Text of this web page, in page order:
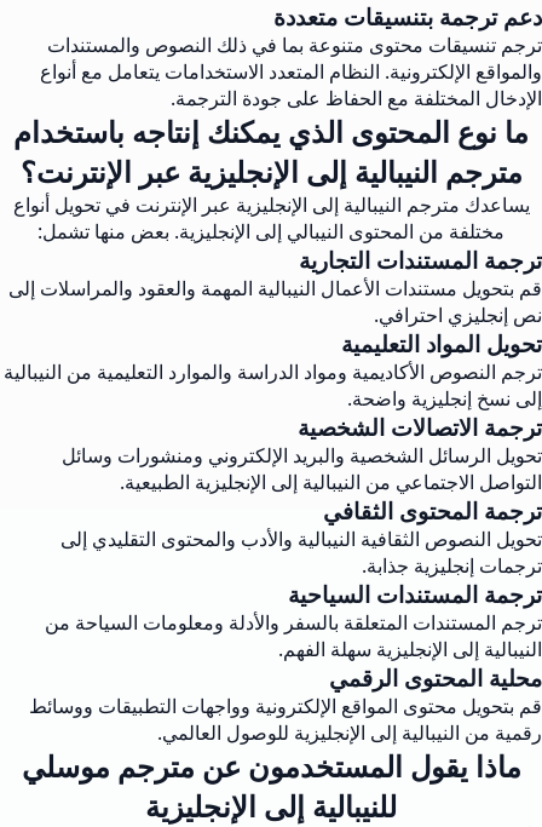
دعم ترجمة بتنسيقات متعددة
ترجم تنسيقات محتوى متنوعة بما في ذلك النصوص والمستندات
والمواقع الإلكترونية. النظام المتعدد الاستخدامات يتعامل مع أنواع
الإدخال المختلفة مع الحفاظ على جودة الترجمة.
ما نوع المحتوى الذي يمكنك إنتاجه باستخدام
مترجم النيبالية إلى الإنجليزية عبر الإنترنت؟
يساعدك مترجم النيبالية إلى الإنجليزية عبر الإنترنت في تحويل أنواع
مختلفة من المحتوى النيبالي إلى الإنجليزية. بعض منها تشمل:
ترجمة المستندات التجارية
قم بتحويل مستندات الأعمال النيبالية المهمة والعقود والمراسلات إلى
نص إنجليزي احترافي.
تحويل المواد التعليمية
ترجم النصوص الأكاديمية ومواد الدراسة والموارد التعليمية من النيبالية
إلى نسخ إنجليزية واضحة.
ترجمة الاتصالات الشخصية
تحويل الرسائل الشخصية والبريد الإلكتروني ومنشورات وسائل
التواصل الاجتماعي من النيبالية إلى الإنجليزية الطبيعية.
ترجمة المحتوى الثقافي
تحويل النصوص الثقافية النيبالية والأدب والمحتوى التقليدي إلى
ترجمات إنجليزية جذابة.
ترجمة المستندات السياحية
ترجم المستندات المتعلقة بالسفر والأدلة ومعلومات السياحة من
النيبالية إلى الإنجليزية سهلة الفهم.
محلية المحتوى الرقمي
قم بتحويل محتوى المواقع الإلكترونية وواجهات التطبيقات ووسائط
رقمية من النيبالية إلى الإنجليزية للوصول العالمي.
ماذا يقول المستخدمون عن مترجم موسلي
للنيبالية إلى الإنجليزية